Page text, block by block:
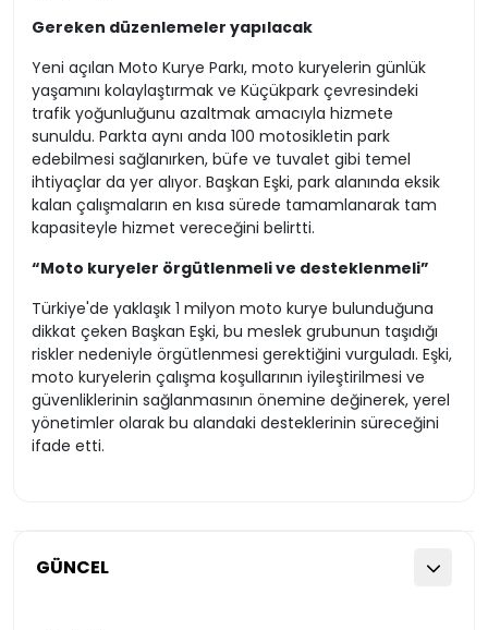
GÜNCEL
Gereken düzenlemeler yapılacak
Yeni açılan Moto Kurye Parkı, moto kuryelerin günlük
yaşamını kolaylaştırmak ve Küçükpark çevresindeki
trafik yoğunluğunu azaltmak amacıyla hizmete
sunuldu. Parkta aynı anda 100 motosikletin park
edebilmesi sağlanırken, büfe ve tuvalet gibi temel
ihtiyaçlar da yer alıyor. Başkan Eşki, park alanında eksik
kalan çalışmaların en kısa sürede tamamlanarak tam
kapasiteyle hizmet vereceğini belirtti.
“Moto kuryeler örgütlenmeli ve desteklenmeli”
Türkiye'de yaklaşık 1 milyon moto kurye bulunduğuna
dikkat çeken Başkan Eşki, bu meslek grubunun taşıdığı
riskler nedeniyle örgütlenmesi gerektiğini vurguladı. Eşki,
moto kuryelerin çalışma koşullarının iyileştirilmesi ve
güvenliklerinin sağlanmasının önemine değinerek, yerel
yönetimler olarak bu alandaki desteklerinin süreceğini
ifade etti.